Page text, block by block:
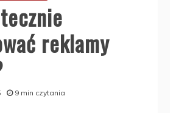
reklamy
9 min czytania